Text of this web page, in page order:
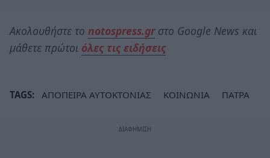
Ακολουθήστε το notospress.grστο Google News και
μάθετε πρώτοι όλες τις ειδήσεις
TAGS: ΑΠΟΠΕΙΡΑ ΑΥΤΟΚΤΟΝΙΑΣ ΚΟΙΝΩΝΙΑ ΠΑΤΡΑ